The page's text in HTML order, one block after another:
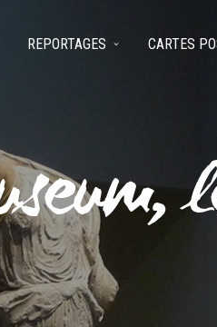
REPORTAGES CARTES